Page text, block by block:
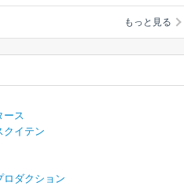
もっと見る
ース
クイテン
ロダクション